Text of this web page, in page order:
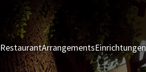
RestaurantArrangementsEinrichtungen